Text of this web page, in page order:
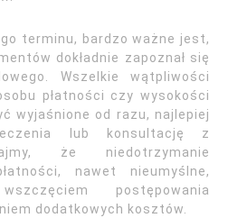
terminu, bardzo ważne jest,
dokładnie zapoznał się
Wszelkie wątpliwości
płatności czy wysokości
wyjaśnione od razu, najlepiej
lub konsultację z
że niedotrzymanie
nawet nieumyślne,
postępowania
dodatkowych kosztów.